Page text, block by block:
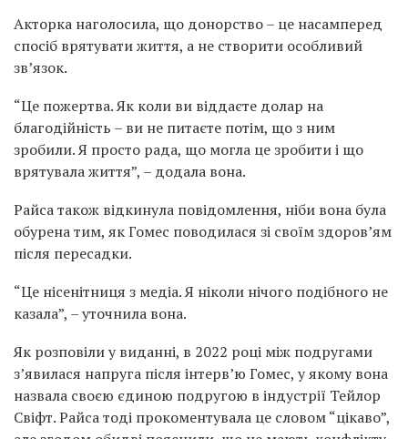
Акторка наголосила, що донорство – це насамперед
спосіб врятувати життя, а не створити особливий
зв’язок.
“Це пожертва. Як коли ви віддаєте долар на
благодійність – ви не питаєте потім, що з ним
зробили. Я просто рада, що могла це зробити і що
врятувала життя”, – додала вона.
Райса також відкинула повідомлення, ніби вона була
обурена тим, як Гомес поводилася зі своїм здоров’ям
після пересадки.
“Це нісенітниця з медіа. Я ніколи нічого подібного не
казала”, – уточнила вона.
Як розповіли у виданні, в 2022 році між подругами
з’явилася напруга після інтерв’ю Гомес, у якому вона
назвала своєю єдиною подругою в індустрії Тейлор
Свіфт. Райса тоді прокоментувала це словом “цікаво”,